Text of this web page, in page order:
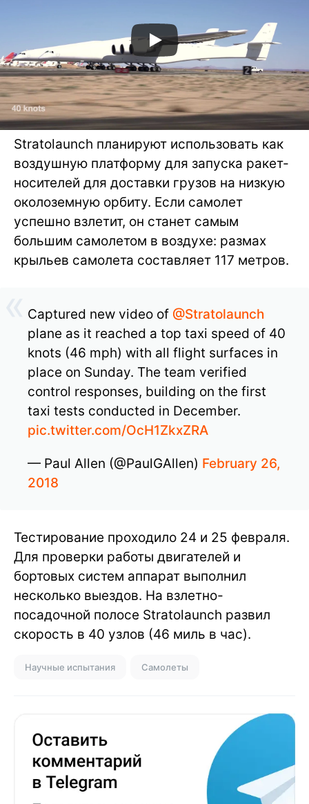
Stratolaunch планируют использовать как
воздушную платформу для запуска ракет-
носителей для доставки грузов на низкую
околоземную орбиту. Если самолет
успешно взлетит, он станет самым
большим самолетом в воздухе: размах
крыльев самолета составляет 117 метров.
Captured new video of @Stratolaunch
plane as it reached a top taxi speed of 40
knots (46 mph) with all flight surfaces in
place on Sunday. The team verified
control responses, building on the first
taxi tests conducted in December.
pic.twitter.com/OcH1ZkxZRA
— Paul Allen (@PaulGAllen) February 26,
2018
Тестирование проходило 24 и 25 февраля.
Для проверки работы двигателей и
бортовых систем аппарат выполнил
несколько выездов. На взлетно-
посадочной полосе Stratolaunch развил
скорость в 40 узлов (46 миль в час).
Научные испытания Самолеты